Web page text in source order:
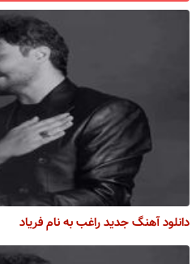
دانلود آهنگ جدید راغب به نام فریاد